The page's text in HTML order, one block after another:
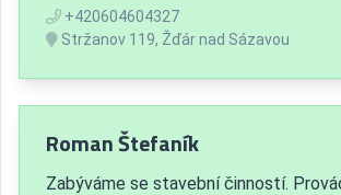
+420604604327
Stržanov 119, Žďár nad Sázavou
Roman Štefaník
Zabýváme se stavební činností.